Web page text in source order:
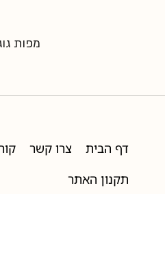
מפות
דף הבית צרו קשר
תקנון האתר